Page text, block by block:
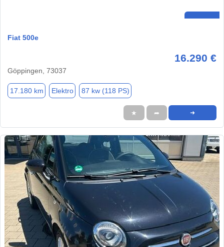
Fiat 500e
16.290 €
Göppingen, 73037
17.180 km Elektro 87 kw (118 PS)
★ ➦ ➜